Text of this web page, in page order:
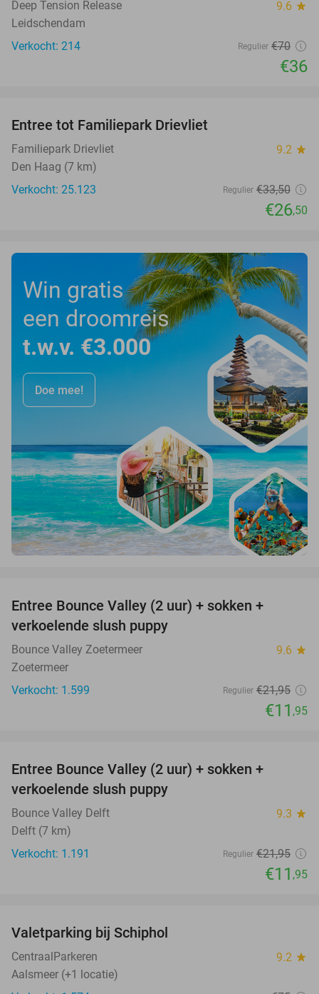
Deep Tension Release 9.6 star
Leidschendam
Verkocht: 214
Regulier €70
€36
Entree tot Familiepark Drievliet
Familiepark Drievliet 9.2 star
Den Haag (7 km)
Verkocht: 25.123
Regulier €33,50
€26,50
Win gratis
een droomreis
t.w.v. €3.000
Doe mee!
Entree Bounce Valley (2 uur) + sokken +
verkoelende slush puppy
Bounce Valley Zoetermeer 9.6 star
Zoetermeer
Verkocht: 1.599
Regulier €21,95
€11 ,95
Entree Bounce Valley (2 uur) + sokken +
verkoelende slush puppy
Bounce Valley Delft 9.3 star
Delft (7 km)
Verkocht: 1.191
Regulier €21,95
€11 ,95
Valetparking bij Schiphol
CentraalParkeren 9.2 star
Aalsmeer (+1 locatie)